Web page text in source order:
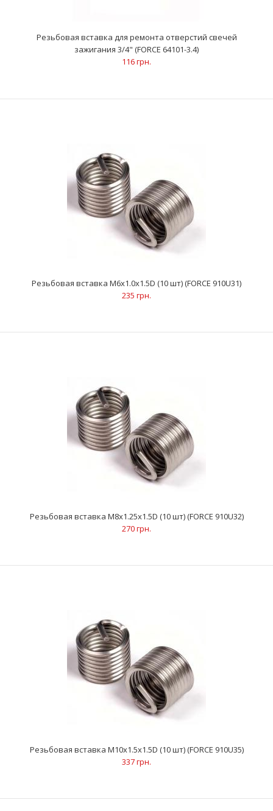
алюминиевых цилиндрических головкахПоврежденная
резьба..
Резьбовая вставка для ремонта отверстий свечей
Количество в упаковке: 10 шт..
Резьбовая вставка для ремонта отверстий свечей
зажигания 3/4" (FORCE 64101-3.4)
116 грн.
Резьбовая вставка M6x1.0x1.5D (10 шт) (FORCE 910U31)
235 грн.
Резьбовая вставка M8x1.25x1.5D (10 шт) (FORCE 910U32)
270 грн.
Резьбовая вставка M10x1.5x1.5D (10 шт) (FORCE 910U35)
337 грн.